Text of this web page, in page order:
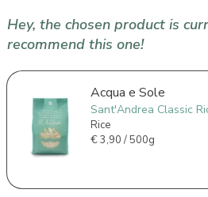
Hey, the chosen product is
recommend this one!
Acqua e Sole
Sant'Andrea Classic
Rice
€3,90 / 500g